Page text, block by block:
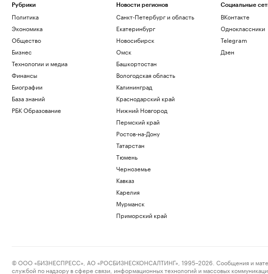
Актер Кристофер Ламберт потерял
сознание во время автограф-сессии в
США
Общество
Сила цвета. Как Stanley заработала
$750 млн, продавая термосы
Подписка на РБК
Как Петербургская биржа влияет на
бизнес и экономику
РБК и Петербургская Биржа
Три человека погибли при ночной
атаке на Белгород
Число погибших в ходе протестов в
пакистанской зоне Кашмира достигло
Хуситы атаковали беспилотником НПЗ
Рубрики
Политика
Экономика
Общество
Бизнес
Технологии и медиа
Финансы
Биографии
База знаний
РБК Образование
Новости регионов
Санкт-Петербург и область
Екатеринбург
Новосибирск
Омск
Башкортостан
Вологодская область
Калининград
Краснодарский край
Нижний Новгород
Пермский край
Ростов-на-Дону
Татарстан
Тюмень
Черноземье
Кавказ
Карелия
Мурманск
Приморский край
Социальные
ВКонтакте
Одноклассники
Telegram
Дзен
© ООО «БИЗНЕСПРЕСС», АО «РОСБИЗНЕСКОНСАЛТИНГ», 1995–2026. Сообщения и
службой по надзору в сфере связи, информационных технологий и массовых